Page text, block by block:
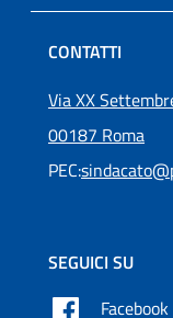
CONTATTI
Via XX
00187 Roma
PEC:
SEGUICI SU
Facebook